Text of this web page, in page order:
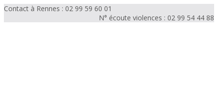
Contact à Rennes : 02 99 59 60 01
N° écoute violences : 02 99 54 44 88